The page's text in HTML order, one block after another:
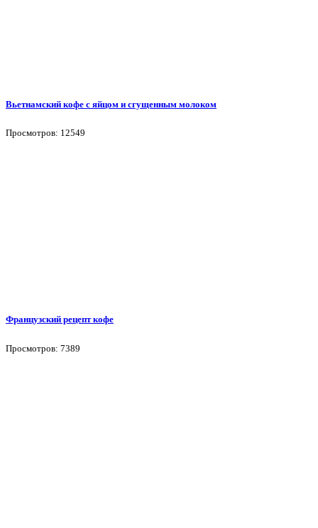
Вьетнамский кофе с яйцом и сгущенным молоком
Просмотров: 12549
Французский рецепт кофе
Просмотров: 7389